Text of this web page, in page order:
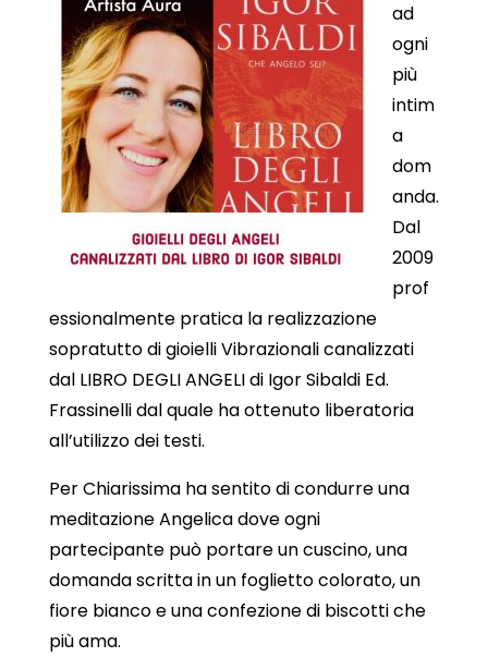
ad
ogni
più
intim
a
dom
anda.
Dal
2009
prof
essionalmente pratica la realizzazione
sopratutto di gioielli Vibrazionali canalizzati
dal LIBRO DEGLI ANGELI di Igor Sibaldi Ed.
Frassinelli dal quale ha ottenuto liberatoria
all’utilizzo dei testi.
Per Chiarissima ha sentito di condurre una
meditazione Angelica dove ogni
partecipante può portare un cuscino, una
domanda scritta in un foglietto colorato, un
fiore bianco e una confezione di biscotti che
più ama.